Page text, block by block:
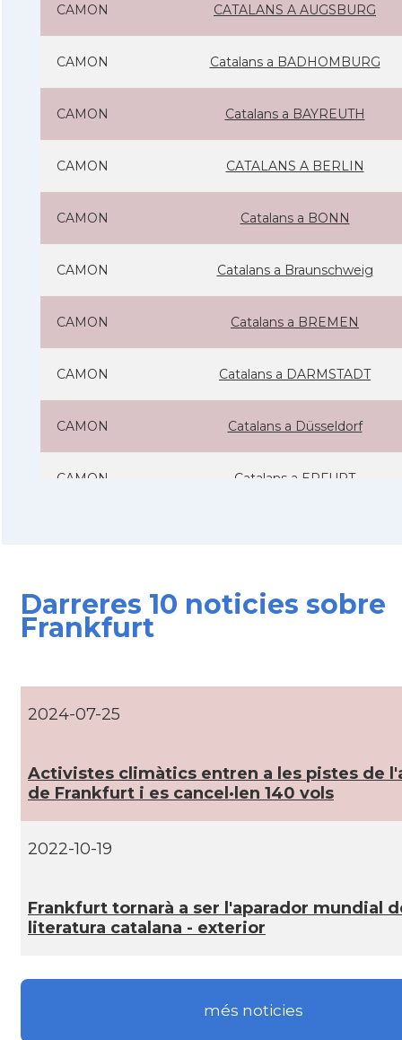
CAMON CATALANS A AUGSBURG
CAMON Catalans a BADHOMBURG
CAMON Catalans a BAYREUTH
CAMON CATALANS A BERLIN
CAMON Catalans a BONN
CAMON Catalans a Braunschweig
CAMON Catalans a BREMEN
CAMON Catalans a DARMSTADT
CAMON Catalans a Düsseldorf
CAMON Catalans a ERFURT
CAMON
CAMON Catalans a Hamburg
CAMON Catalans a HEILBRONN
CAMON
Darreres 10 noticies sobre
Frankfurt
2024-07-25
Activistes climàtics entren a les pistes de
de Frankfurt i es cancel·len 140 vols
2022-10-19
Frankfurt tornarà a ser l'aparador mundial
literatura catalana - exterior
més noticies